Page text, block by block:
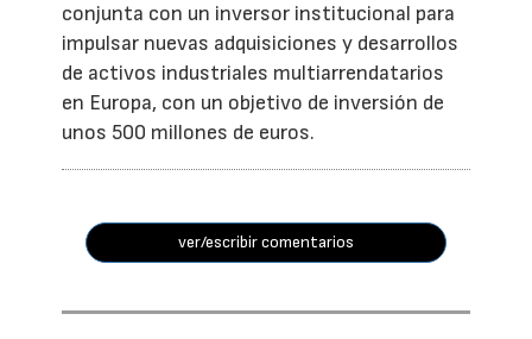
conjunta con un inversor institucional para
impulsar nuevas adquisiciones y desarrollos
de activos industriales multiarrendatarios
en Europa, con un objetivo de inversión de
unos 500 millones de euros.
ver/escribir comentarios